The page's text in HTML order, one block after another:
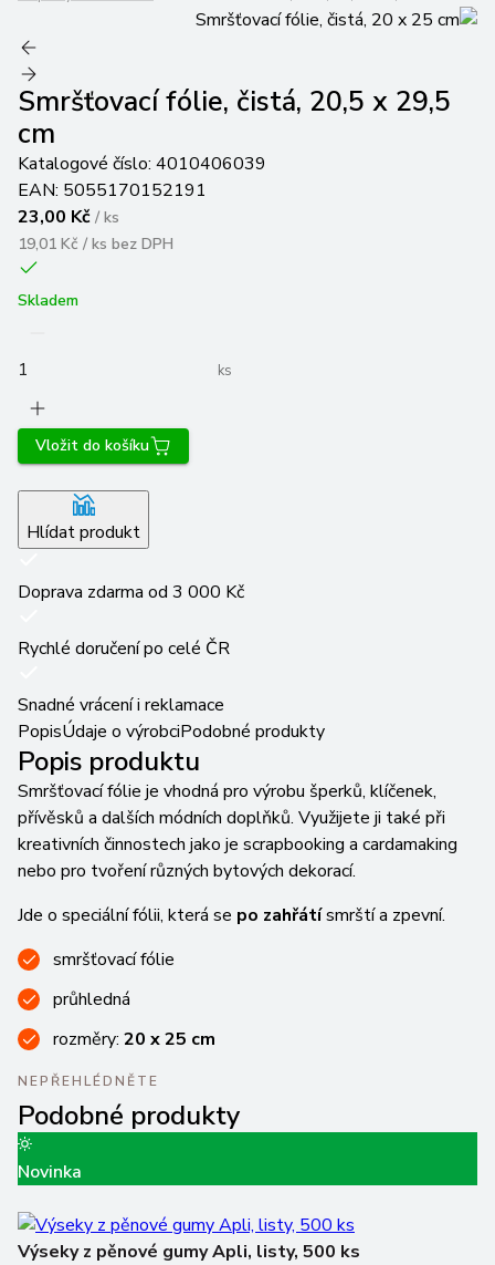
Smršťovací fólie, čistá, 20,5 x 29,5
cm
Katalogové číslo: 4010406039
EAN: 5055170152191
23,00 Kč / ks
19,01 Kč / ks bez DPH
Skladem
ks
Vložit do košíku
Hlídat produkt
Doprava zdarma od 3 000 Kč
Rychlé doručení po celé ČR
Snadné vrácení i reklamace
PopisÚdaje o výrobciPodobné produkty
Popis produktu
Smršťovací fólie je vhodná pro výrobu šperků, klíčenek,
přívěsků a dalších módních doplňků. Využijete ji také při
kreativních činnostech jako je scrapbooking a cardamaking
nebo pro tvoření různých bytových dekorací.
Jde o speciální fólii, která se po zahřátísmrští a zpevní.
smršťovací fólie
průhledná
rozměry: 20 x 25 cm
NEPŘEHLÉDNĚTE
Podobné produkty
Novinka
Výseky z pěnové gumy Apli, listy, 500 ks